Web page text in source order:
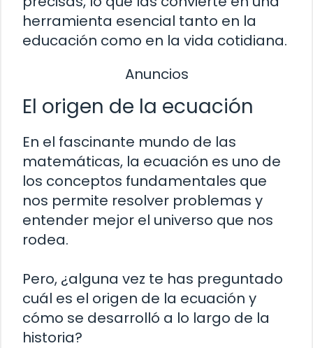
herramienta esencial tanto en la
educación como en la vida cotidiana.
Anuncios
El origen de la ecuación
En el fascinante mundo de las
matemáticas, la ecuación es uno de
los conceptos fundamentales que
nos permite resolver problemas y
entender mejor el universo que nos
rodea.
Pero, ¿alguna vez te has preguntado
cuál es el origen de la ecuación y
cómo se desarrolló a lo largo de la
historia?